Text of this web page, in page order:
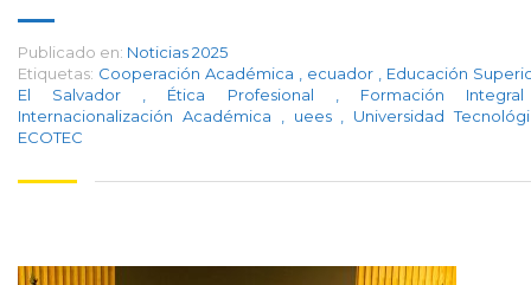
Publicado en: Noticias 2025
Etiquetas: Cooperación Académica ecuador
Educación
El Salvador
Ética Profesional
Formación
Internacionalización Académica
uees
Universidad
ECOTEC